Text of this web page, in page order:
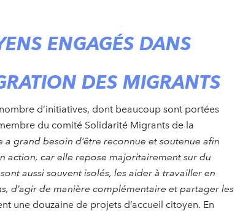
ENGAGÉS DANS
DES MIGRANTS
d’initiatives, dont beaucoup sont portées
du comité­ ­Solidarité Migrants de la
a grand besoin d’être reconnue et soutenue afin
action, car elle repose majoritairement sur du
aussi souvent isolés, les aider à travailler en
d’agir de manière complémentaire et partager les
une douzaine de projets d’accueil citoyen. En